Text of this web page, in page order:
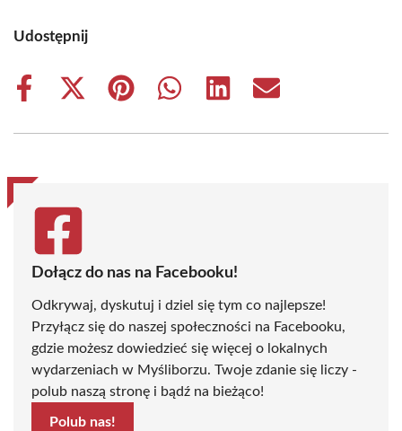
Udostępnij
Share
Share
(Twitter)
Share
Share
Share
Share
Dołącz do nas na Facebooku!
Odkrywaj, dyskutuj i dziel się tym co najlepsze!
Przyłącz się do naszej społeczności na Facebooku,
gdzie możesz dowiedzieć się więcej o lokalnych
wydarzeniach w Myśliborzu. Twoje zdanie się liczy -
polub naszą stronę i bądź na bieżąco!
Polub nas!